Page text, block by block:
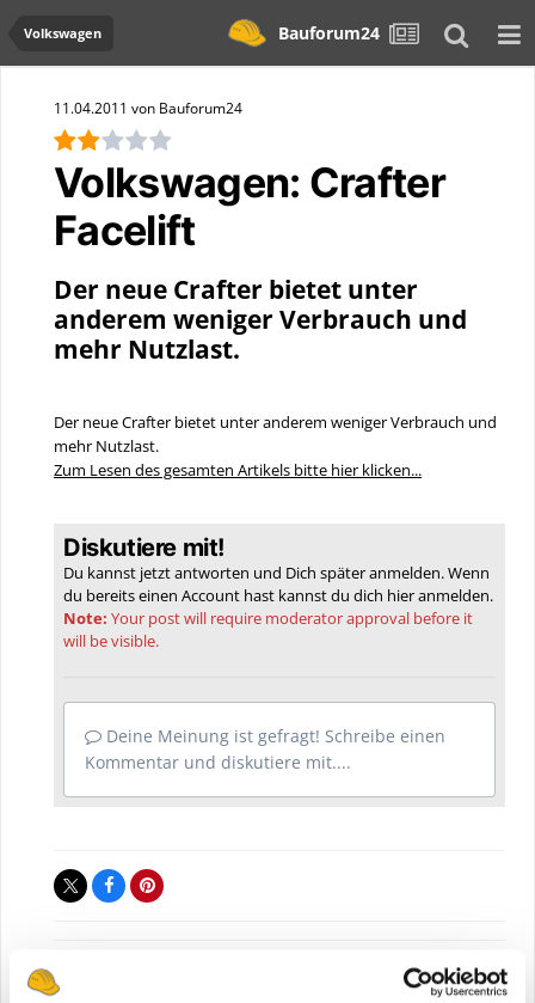
Volkswagen Bauforum24
11.04.2011 von Bauforum24
Volkswagen: Crafter
Facelift
Der neue Crafter bietet unter
anderem weniger Verbrauch und
mehr Nutzlast.
Der neue Crafter bietet unter anderem weniger Verbrauch und
mehr Nutzlast.
Zum Lesen des gesamten Artikels bitte hier klicken...
Diskutiere mit!
Du kannst jetzt antworten und Dich später anmelden. Wenn
du bereits einen Account hast kannst du dich hieranmelden.
Note: Your post will require moderator approval before it
will be visible.
Deine Meinung ist gefragt! Schreibe einen
Kommentar und diskutiere mit....